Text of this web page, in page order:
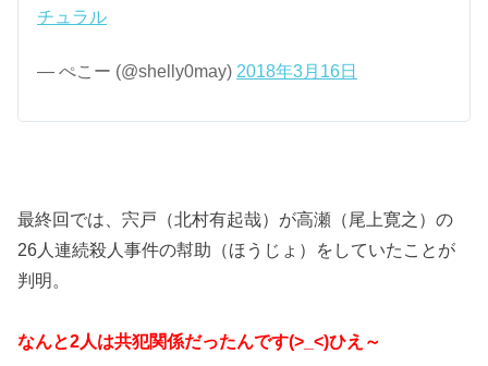
チュラル
— ぺこー (@shelly0may)2018年3月16日
最終回では、宍戸（北村有起哉）が高瀬（尾上寛之）の
26人連続殺人事件の幇助（ほうじょ）をしていたことが
判明。
なんと2人は共犯関係だったんです(>_<)ひえ～